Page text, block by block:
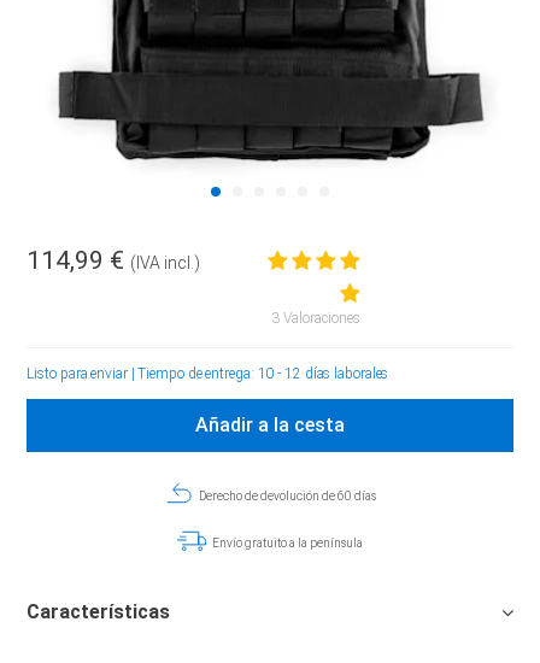
114,99 € (IVA incl.)
3 Valoraciones
Listo para enviar |Tiempo de entrega: 10 - 12 días laborales
Añadir a la cesta
Derecho de devolución de 60 días
Envío gratuito a la península
Características